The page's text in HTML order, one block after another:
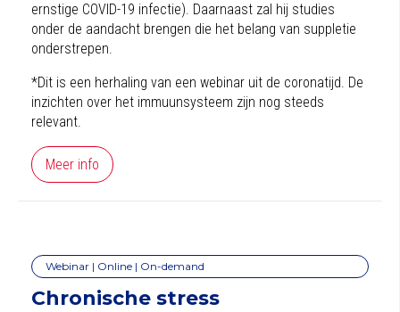
ernstige COVID-19 infectie). Daarnaast zal hij studies
onder de aandacht brengen die het belang van suppletie
onderstrepen.
*Dit is een herhaling van een webinar uit de coronatijd. De
inzichten over het immuunsysteem zijn nog steeds
relevant.
Meer info
Webinar | Online | On-demand
Chronische stress